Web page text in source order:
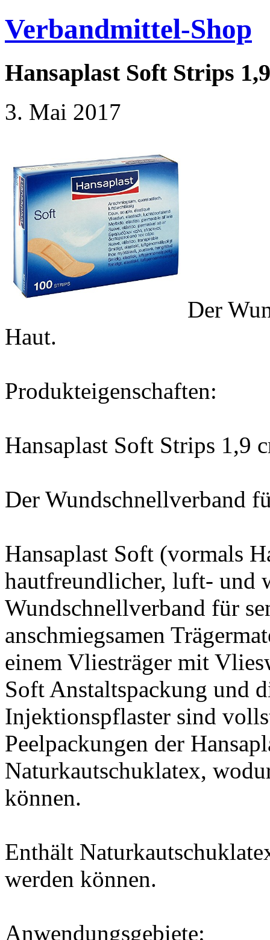
Verbandmittel-Shop
Hansaplast Soft Strips
3. Mai 2017
Der
Haut.
Produkteigenschaften:
Hansaplast Soft Strips 1,9
Der Wundschnellverband
Hansaplast Soft (vormals
hautfreundlicher, luft- und
Wundschnellverband für
anschmiegsamen
einem Vliesträger mit
Soft Anstaltspackung und
Injektionspflaster sind
Peelpackungen der
Naturkautschuklatex,
können.
Enthält
werden können.
Anwendungsgebiete: